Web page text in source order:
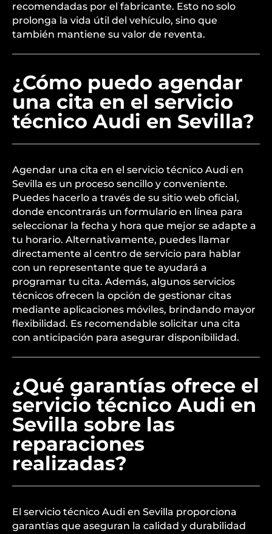
recomendadas por el fabricante. Esto no solo
prolonga la vida útil del vehículo, sino que
también mantiene su valor de reventa.
¿Cómo puedo agendar
una cita en el servicio
técnico Audi en Sevilla?
Agendar una cita en el servicio técnico Audi en
Sevilla es un proceso sencillo y conveniente.
Puedes hacerlo a través de su sitio web oficial,
donde encontrarás un formulario en línea para
seleccionar la fecha y hora que mejor se adapte a
tu horario. Alternativamente, puedes llamar
directamente al centro de servicio para hablar
con un representante que te ayudará a
programar tu cita. Además, algunos servicios
técnicos ofrecen la opción de gestionar citas
mediante aplicaciones móviles, brindando mayor
flexibilidad. Es recomendable solicitar una cita
con anticipación para asegurar disponibilidad.
¿Qué garantías ofrece el
servicio técnico Audi en
Sevilla sobre las
reparaciones
realizadas?
El servicio técnico Audi en Sevilla proporciona
garantías que aseguran la calidad y durabilidad